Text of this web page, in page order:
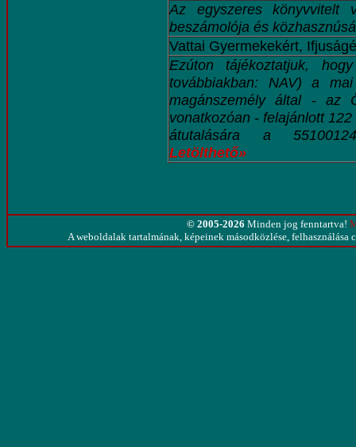
Az egyszeres könyvvitelt
beszámolója és
Vattai Gyermekekért,
Ezúton tájékoztatjuk,
továbbiakban: NAV) a
magánszemély által - az
vonatkozóan - felajánlott
átutalására a
Letölthető»
© 2005-2026 Minden jog fenntartva!
A weboldalak tartalmának, képeinek másodközlése, felhasználása